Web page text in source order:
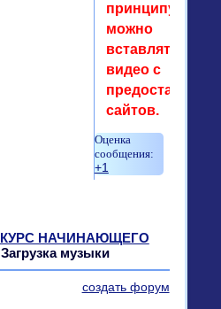
принципу
можно
вставлять
видео с
сайтов.
+1
КУРС НАЧИНАЮЩЕГО
Загрузка музыки
создать форум